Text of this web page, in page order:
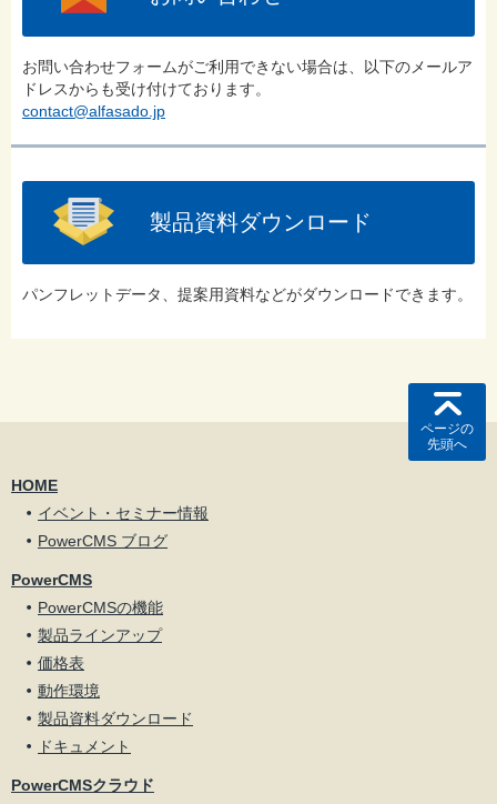
お問い合わせフォームがご利用できない場合は、以下のメールア
ドレスからも受け付けております。
contact@alfasado.jp
製品資料ダウンロード
パンフレットデータ、提案用資料などがダウンロードできます。
ページの
先頭へ
HOME
イベント・セミナー情報
PowerCMS ブログ
PowerCMS
PowerCMSの機能
製品ラインアップ
価格表
動作環境
製品資料ダウンロード
ドキュメント
PowerCMSクラウド